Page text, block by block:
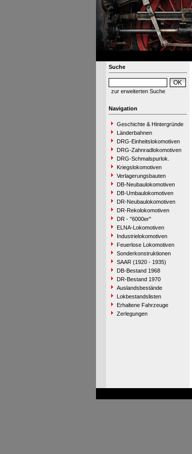
Suche
zur erweiterten Suche
Navigation
Geschichte & Hintergründe
Länderbahnen
DRG-Einheitslokomotiven
DRG-Zahnradlokomotiven
DRG-Schmalspurlok.
Kriegslokomotiven
Verlagerungsbauten
DB-Neubaulokomotiven
DB-Umbaulokomotiven
DR-Neubaulokomotiven
DR-Rekolokomotiven
DR - "6000er"
ELNA-Lokomotiven
Industrielokomotiven
Feuerlose Lokomotiven
Sonderkonstruktionen
SAAR (1920 - 1935)
DB-Bestand 1968
DR-Bestand 1970
Auslandsbestände
Lokbestandslisten
Erhaltene Fahrzeuge
Zerlegungen